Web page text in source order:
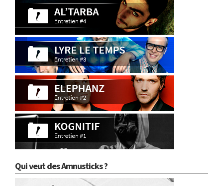
Qui veut des Amnusticks ?